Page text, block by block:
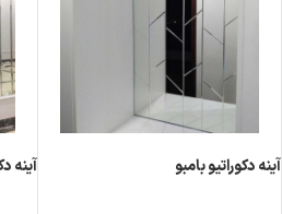
آینه دکوراتیو بامبو آینه